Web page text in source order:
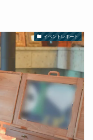
イベントレポート